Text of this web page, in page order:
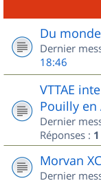
Du
Dernier
18:46
VTTAE
Pouilly en
Dernier
Réponses : 1
Morvan
Dernier